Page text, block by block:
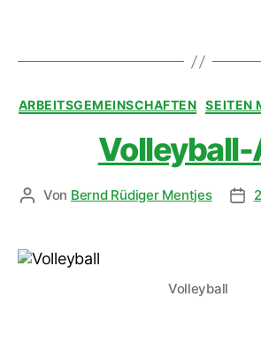
ARBEITSGEMEINSCHAFTEN SEITEN
Volleyball-
Von Bernd Rüdiger Mentjes
Volleyball